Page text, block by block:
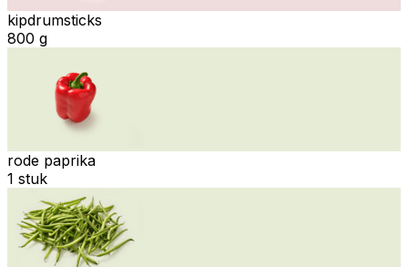
kipdrumsticks
800 g
rode paprika
1 stuk